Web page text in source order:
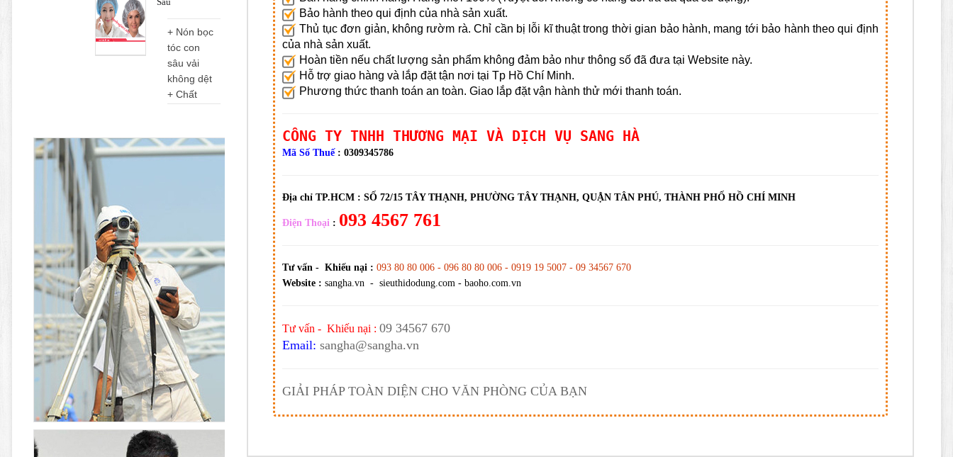
+ Nón bọc
tóc con
sâu vải
không dệt
+ Chất
Bảo hành theo qui định của nhà sản xuất.
Thủ tục đơn giản, không rườm rà. Chỉ cần bị lỗi kĩ thuật trong thời gian bảo hành, mang tới bảo hành theo qui định
của nhà sản xuất.
Hoàn tiền nếu chất lượng sản phẩm không đảm bảo như thông số đã đưa tại Website này.
Hỗ trợ giao hàng và lắp đặt tận nơi tại Tp Hồ Chí Minh.
Phương thức thanh toán an toàn. Giao lắp đặt vận hành thử mới thanh toán.
CÔNG TY TNHH THƯƠNG MẠI VÀ DỊCH VỤ SANG HÀ
Mã Số Thuế : 0309345786
Địa chỉ TP.HCM : SỐ 72/15 TÂY THẠNH, PHƯỜNG TÂY THẠNH, QUẬN TÂN PHÚ, THÀNH PHỐ HỒ CHÍ MINH
Điện Thoại : 093 4567 761
Tư vấn - Khiếu nại : 093 80 80 006 - 096 80 80 006 - 0919 19 5007 - 09 34567 670
Website : sangha.vn - sieuthidodung.com - baoho.com.vn
Tư vấn - Khiếu nại : 09 34567 670
Email: sangha@sangha.vn
GIẢI PHÁP TOÀN DIỆN CHO VĂN PHÒNG CỦA BẠN